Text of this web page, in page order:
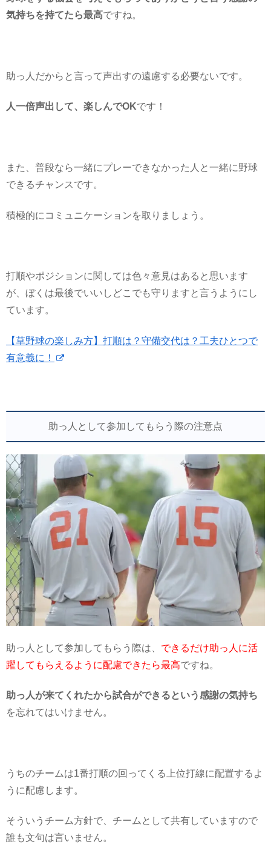
気持ちを持てたら最高ですね。
助っ人だからと言って声出すの遠慮する必要ないです。
人一倍声出して、楽しんでOKです！
また、普段なら一緒にプレーできなかった人と一緒に野球
できるチャンスです。
積極的にコミュニケーションを取りましょう。
打順やポジションに関しては色々意見はあると思います
が、ぼくは最後でいいしどこでも守りますと言うようにし
ています。
【草野球の楽しみ方】打順は？守備交代は？工夫ひとつで
有意義に！
助っ人として参加してもらう際の注意点
助っ人として参加してもらう際は、 できるだけ助っ人に活
躍してもらえるように配慮できたら最高ですね。
助っ人が来てくれたから試合ができるという感謝の気持ち
を忘れてはいけません。
うちのチームは1番打順の回ってくる上位打線に配置するよ
うに配慮します。
そういうチーム方針で、チームとして共有していますので
誰も文句は言いません。